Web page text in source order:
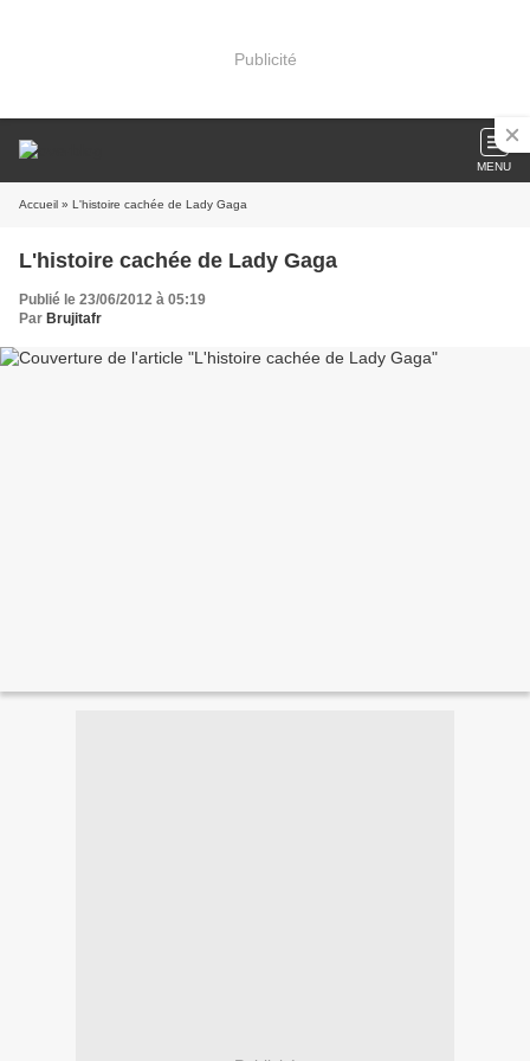
Publicité
MENU
Accueil » L'histoire cachée de Lady Gaga
L'histoire cachée de Lady Gaga
Publié le 23/06/2012 à 05:19
Par Brujitafr